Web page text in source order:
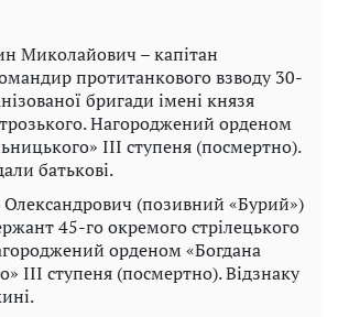
Миколайович – капітан
протитанкового взводу 30-
бригади імені князя
Нагороджений орденом
III ступеня (посмертно).
батькові.
(позивний «Бурий»)
45-го окремого стрілецького
орденом «Богдана
III ступеня (посмертно). Відзнаку